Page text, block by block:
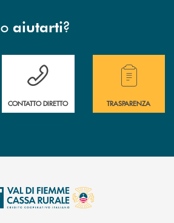
aiutarti?
delle filiali della Cassa Rurale.
Hai bisogno di assistenza immediata?
CONTATTO DIRETTO
Hai bisogno di
TRASPARENZA